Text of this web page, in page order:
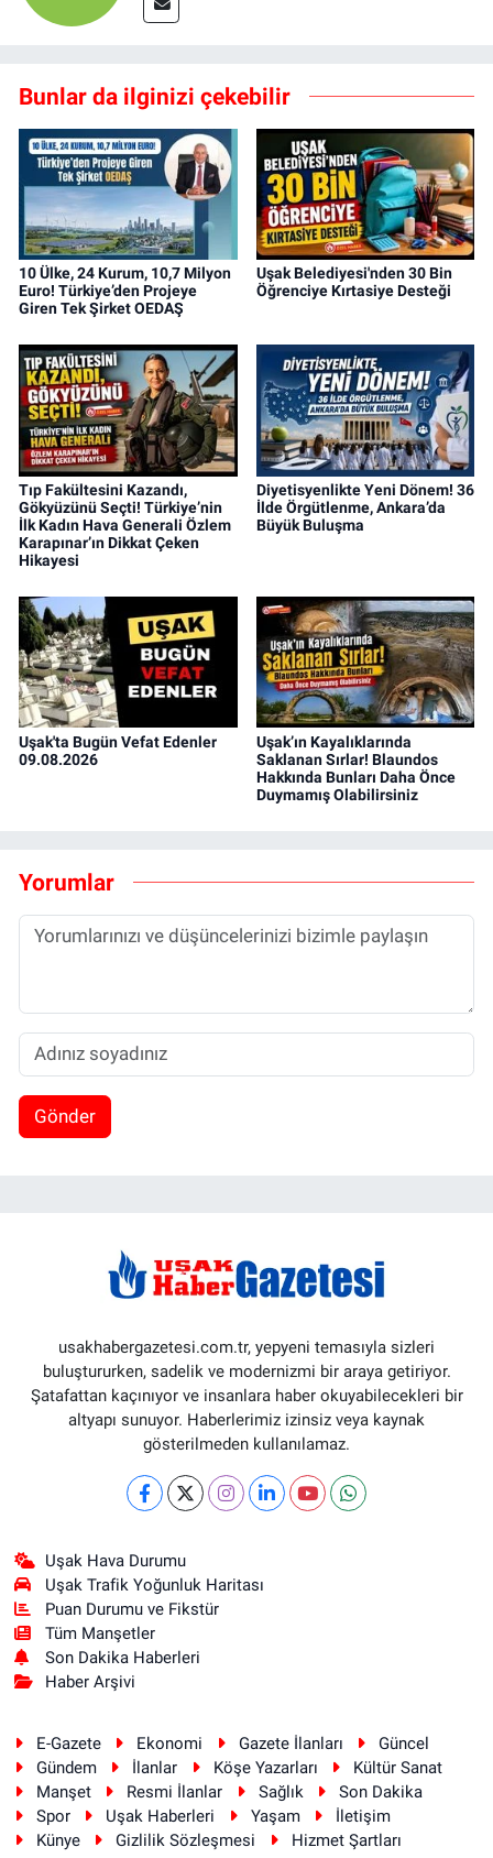
Bunlar da ilginizi çekebilir
10 Ülke, 24 Kurum, 10,7 Milyon
Euro! Türkiye’den Projeye
Giren Tek Şirket OEDAŞ
Uşak Belediyesi'nden 30 Bin
Öğrenciye Kırtasiye Desteği
Tıp Fakültesini Kazandı,
Gökyüzünü Seçti! Türkiye’nin
İlk Kadın Hava Generali Özlem
Karapınar’ın Dikkat Çeken
Hikayesi
Diyetisyenlikte Yeni Dönem! 36
İlde Örgütlenme, Ankara’da
Büyük Buluşma
Uşak'ta Bugün Vefat Edenler
09.08.2026
Uşak’ın Kayalıklarında
Saklanan Sırlar! Blaundos
Hakkında Bunları Daha Önce
Duymamış Olabilirsiniz
Yorumlar
Gönder
usakhabergazetesi.com.tr, yepyeni temasıyla sizleri
buluştururken, sadelik ve modernizmi bir araya getiriyor.
Şatafattan kaçınıyor ve insanlara haber okuyabilecekleri bir
altyapı sunuyor. Haberlerimiz izinsiz veya kaynak
gösterilmeden kullanılamaz.
Uşak Hava Durumu
Uşak Trafik Yoğunluk Haritası
Puan Durumu ve Fikstür
Tüm Manşetler
Son Dakika Haberleri
Haber Arşivi
E-Gazete Ekonomi Gazete İlanları
Güncel
Gündem
İlanlar Köşe Yazarları
Kültür Sanat
Manşet
Resmi İlanlar Sağlık
Son Dakika
Spor
Uşak Haberleri Yaşam
İletişim
Künye
Gizlilik Sözleşmesi Hizmet Şartları